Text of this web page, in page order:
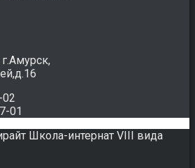
02
01
Школа-интернат VIII вида